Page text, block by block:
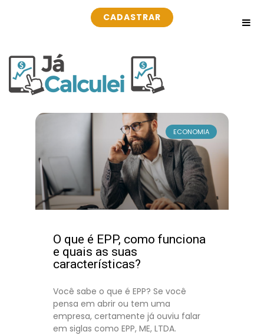
CADASTRAR
ECONOMIA
O que é EPP, como funciona
e quais as suas
características?
Você sabe o que é EPP? Se você
pensa em abrir ou tem uma
empresa, certamente já ouviu falar
em siglas como EPP, ME, LTDA.